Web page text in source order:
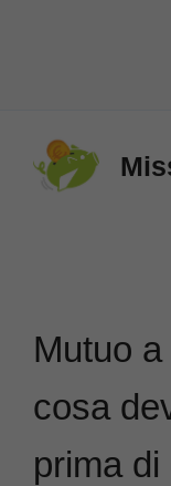
Mutuo
cosa
prima